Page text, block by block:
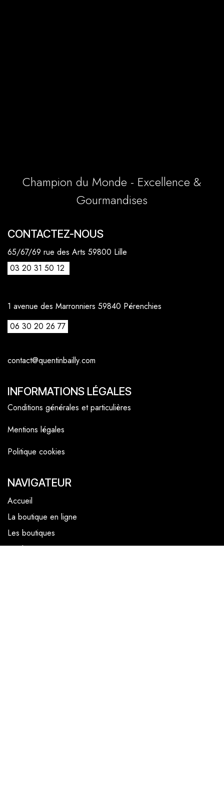
CONTACTEZ-NOUS
65/67/69 rue des Arts 59800 Lille
03 20 31 50 12
1 avenue des Marronniers 59840 Pérenchies
06 30 20 26 77
contact@quentinbailly.com
Champion du Monde - Excellence &
Gourmandises
INFORMATIONS LÉGALES
Conditions générales et particulières
Mentions légales
Politique cookies
NAVIGATEUR
Accueil
La boutique en ligne
Les boutiques
Les livrets